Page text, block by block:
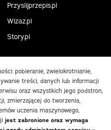
Przyslijprzepis.pl
Wizaz.pl
Story.pl
pobieranie, zwielokrotnianie,
treści, danych lub informacji
oraz wszystkich jego podstron,
zmierzającej do tworzenia,
uczenia maszynowego,
jest zabronione oraz wymaga